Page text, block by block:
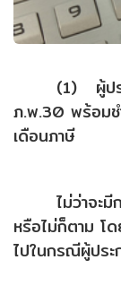
(1) ผู้ปร
ภ.พ.30 พร้อมช
เดือนภาษี
ไม่ว่าจะ
หรือไม่ก็ตาม โ
ไปในกรณีผู้ประ